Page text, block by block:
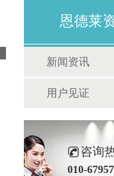
恩德莱
新闻资讯
用户见证
咨询
010-